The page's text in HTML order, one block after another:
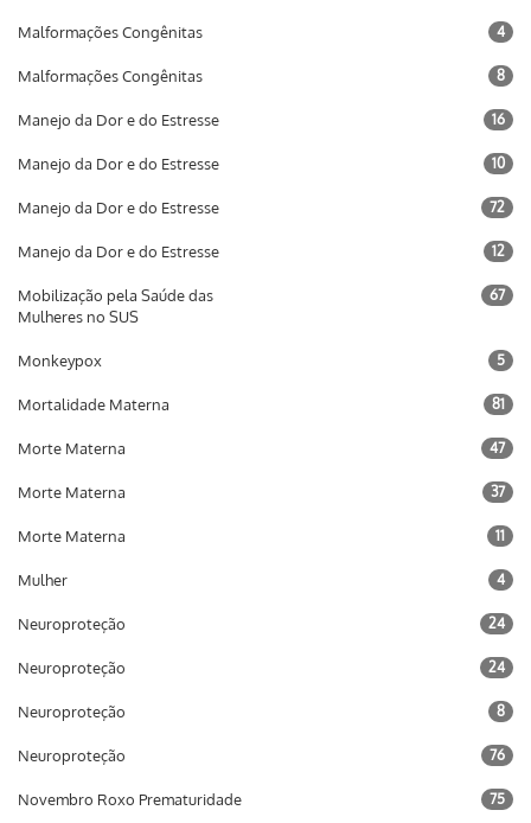
Malformações Congênitas 4
Malformações Congênitas 8
Manejo da Dor e do Estresse 16
Manejo da Dor e do Estresse 10
Manejo da Dor e do Estresse 72
Manejo da Dor e do Estresse 12
Mobilização pela Saúde das
Mulheres no SUS
67
Monkeypox 5
Mortalidade Materna 81
Morte Materna 47
Morte Materna 37
Morte Materna 11
Mulher 4
Neuroproteção 24
Neuroproteção 24
Neuroproteção 8
Neuroproteção 76
Novembro Roxo Prematuridade 75